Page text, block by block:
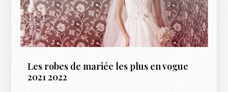
Les robes de mariée les plus en vogue
2021 2022